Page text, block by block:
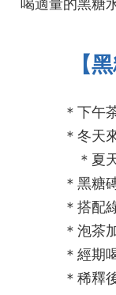
喝適量的黑糖
【
＊下午
＊冬天
＊夏
＊ 黑糖
＊搭配
＊泡茶
＊經期
＊稀釋